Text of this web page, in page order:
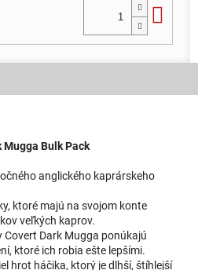
Mugga Bulk Pack
anglického kaprárskeho
ktoré majú na svojom konte
veľkých kaprov.
Covert Dark Mugga ponúkajú
ktoré ich robia ešte lepšími.
hrot háčika, ktorý je dlhší, štíhlejší